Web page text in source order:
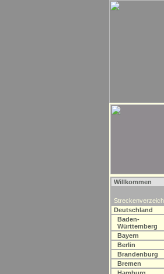
Willkommen
Deutschland
Baden-
Württemberg
Bayern
Berlin
Brandenburg
Bremen